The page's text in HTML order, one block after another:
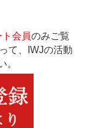
会員のみご覧
て、IWJの活動
。